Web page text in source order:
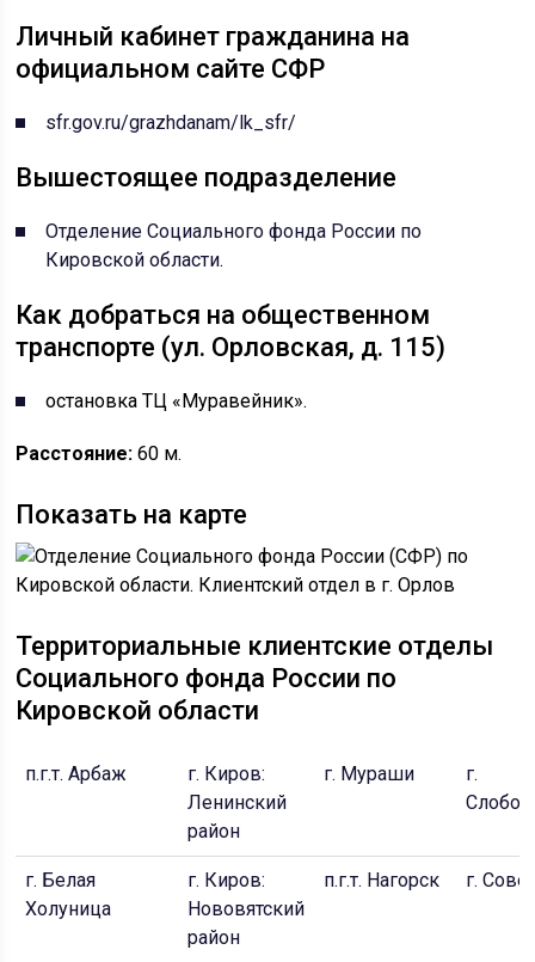
Личный кабинет гражданина на
официальном сайте СФР
sfr.gov.ru/grazhdanam/lk_sfr/
Вышестоящее подразделение
Отделение Социального фонда России по
Кировской области.
Как добраться на общественном
транспорте (ул. Орловская, д. 115)
остановка ТЦ «Муравейник».
Расстояние: 60 м.
Показать на карте
Территориальные клиентские отделы
Социального фонда России по
Кировской области
п.г.т. Арбаж
г. Киров:
Ленинский
район
г. Мураши
г.
г. Белая
Холуница
г. Киров:
Нововятский
район
п.г.т. Нагорск г.